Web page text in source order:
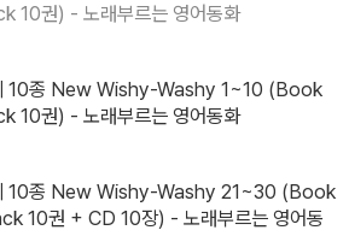
10권) - 노래부르는 영어동화
10종 New Wishy-Washy 1~10 (Book
10권) - 노래부르는 영어동화
10종 New Wishy-Washy 21~30 (Book
10권 + CD 10장) - 노래부르는 영어동